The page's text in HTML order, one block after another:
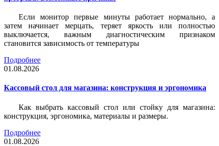
Если монитор первые минуты работает нормально, а
затем начинает мерцать, теряет яркость или полностью
выключается, важным диагностическим признаком
становится зависимость от температуры
Подробнее
01.08.2026
Кассовый стол для магазина: конструкция и эргономика
Как выбрать кассовый стол или стойку для магазина:
конструкция, эргономика, материалы и размеры.
Подробнее
01.08.2026